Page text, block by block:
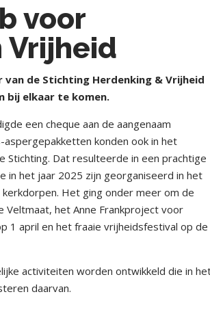
voor
Vrijheid
van de Stichting Herdenking & Vrijheid
bij elkaar te komen.
een cheque aan de aangenaam
konden ook in het
Stichting. Dat resulteerde in een prachtige
in het jaar 2025 zijn georganiseerd in het
Het ging onder meer om de
Veltmaat, het Anne Frankproject voor
1 april en het fraaie vrijheidsfestival op de
activiteiten worden ontwikkeld die in
daarvan.